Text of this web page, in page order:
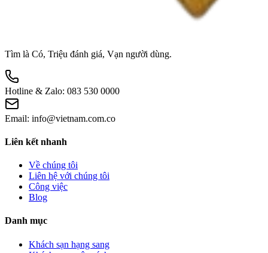
Tìm là Có, Triệu đánh giá, Vạn người dùng.
Hotline & Zalo: 083 530 0000
Email: info@vietnam.com.co
Liên kết nhanh
Về chúng tôi
Liên hệ với chúng tôi
Công việc
Blog
Danh mục
Khách sạn hạng sang